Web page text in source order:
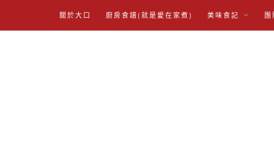
關於大口 廚房食譜(就是愛在家煮) 美味食記